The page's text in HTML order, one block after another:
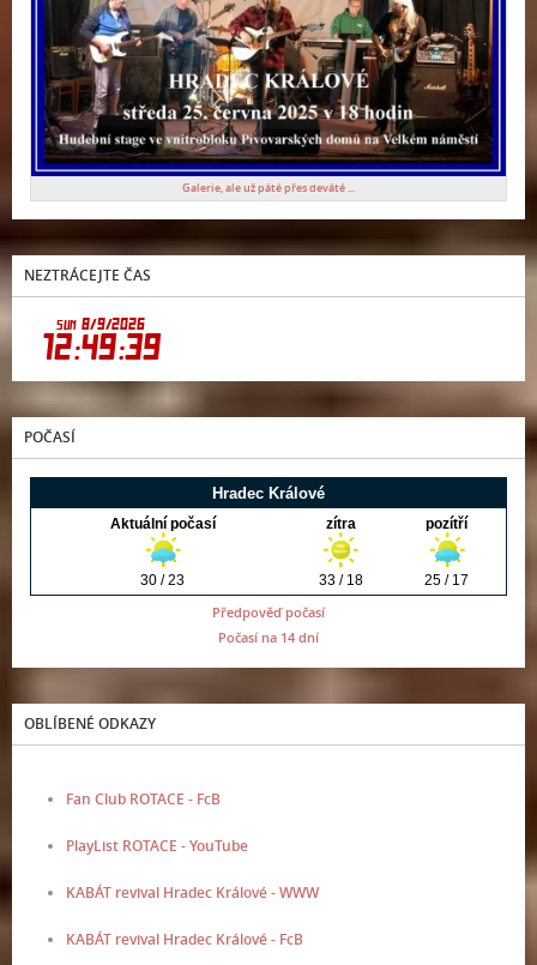
Galerie, ale už páté přes deváté ...
NEZTRÁCEJTE ČAS
POČASÍ
Předpověď počasí
Počasí na 14 dní
OBLÍBENÉ ODKAZY
Fan Club ROTACE - FcB
PlayList ROTACE - YouTube
KABÁT revival Hradec Králové - WWW
KABÁT revival Hradec Králové - FcB